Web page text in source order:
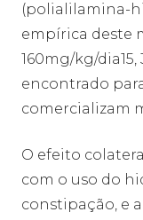
(polialilamina-
empírica deste
160mg/kg/dia15,
encontrado
comercializam
O efeito
com o uso do
constipação, e